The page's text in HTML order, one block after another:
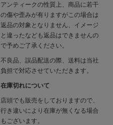
アンティークの性質上、商品に若干
の傷や歪みが有りますがこの場合は
返品の対象となりません、イメージ
と違ったなども返品はできませんの
で予めご了承ください。
不良品、誤品配送の際、送料は当社
負担で対応させていただきます。
在庫切れについて
店頭でも販売をしておりますので、
行き違いにより在庫が無くなる場合
もございます。